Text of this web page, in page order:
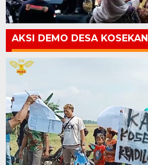
AKSI DEMO DESA KOSEKAN